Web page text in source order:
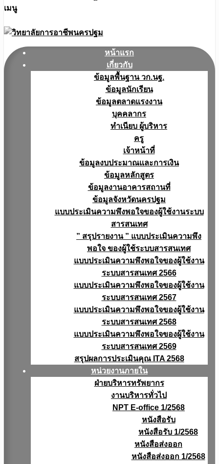
เมนู
หน้าแรก
เกี่ยวกับ
ข้อมูลพื้นฐาน วก.นฐ.
ข้อมูลนักเรียน
ข้อมูลตลาดแรงงาน
บุคคลากร
ทำเนียบ ผู้บริหาร
ครู
เจ้าหน้าที่
ข้อมูลงบประมาณเเละการเงิน
ข้อมูลหลักสูตร
ข้อมูลงานอาคารสถานที่
ข้อมูลจังหวัดนครปฐม
แบบประเมินความพึงพอใจของผู้ใช้งานระบบ
สารสนเทศ
” สรุปรายงาน ” แบบประเมินความพึง
พอใจ ของผู้ใช้ระบบสารสนเทศ
แบบประเมินความพึงพอใจของผู้ใช้งาน
ระบบสารสนเทศ 2566
แบบประเมินความพึงพอใจของผู้ใช้งาน
ระบบสารสนเทศ 2567
แบบประเมินความพึงพอใจของผู้ใช้งาน
ระบบสารสนเทศ 2568
แบบประเมินความพึงพอใจของผู้ใช้งาน
ระบบสารสนเทศ 2569
สรุปผลการประเมินคุณ ITA 2568
หน่วยงานภายใน
ฝ่ายบริหารทรัพยากร
งานบริหารทั่วไป
NPT E-office 1/2568
หนังสือรับ
หนังสือรับ 1/2568
หนังสือส่งออก
หนังสือส่งออก 1/2568